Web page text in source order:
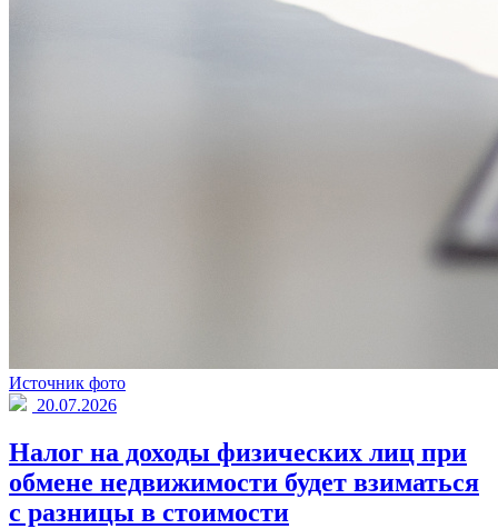
Источник фото
20.07.2026
Налог на доходы физических лиц при
обмене недвижимости будет взиматься
с разницы в стоимости